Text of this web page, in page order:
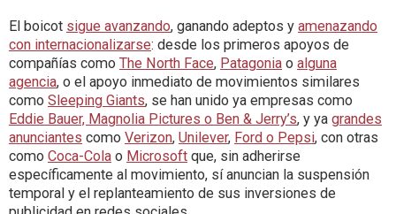
El boicot sigue avanzando, ganando adeptos y amenazando
con internacionalizarse: desde los primeros apoyos de
compañías como The North Face, Patagonia o alguna
agencia, o el apoyo inmediato de movimientos similares
como Sleeping Giants, se han unido ya empresas como
Eddie Bauer, Magnolia Pictures o Ben & Jerry’s, y ya grandes
anunciantes como Verizon, Unilever, Ford o Pepsi, con otras
como Coca-Cola o Microsoft que, sin adherirse
específicamente al movimiento, sí anuncian la suspensión
temporal y el replanteamiento de sus inversiones de